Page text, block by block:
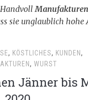
Handvoll
sie unglaublich
, KÖSTLICHES, KUNDEN,
,WURST
Jänner bis